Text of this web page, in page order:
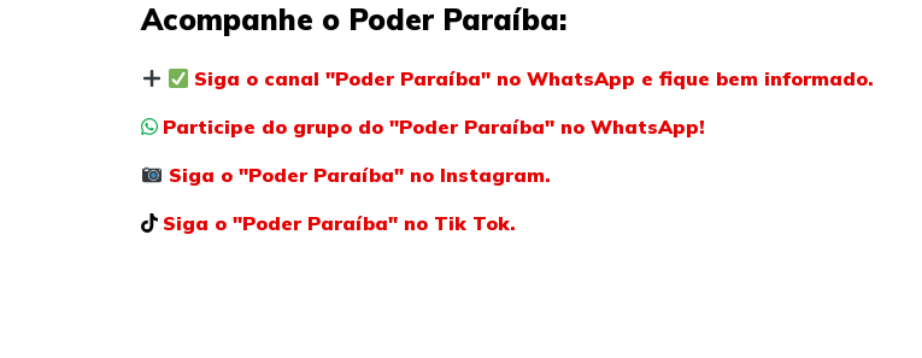
Acompanhe o Poder Paraíba:
Siga o canal "Poder Paraíba" no WhatsApp e fique bem informado.
Participe do grupo do "Poder Paraíba" no WhatsApp!
Siga o "Poder Paraíba" no Instagram.
Siga o "Poder Paraíba" no Tik Tok.